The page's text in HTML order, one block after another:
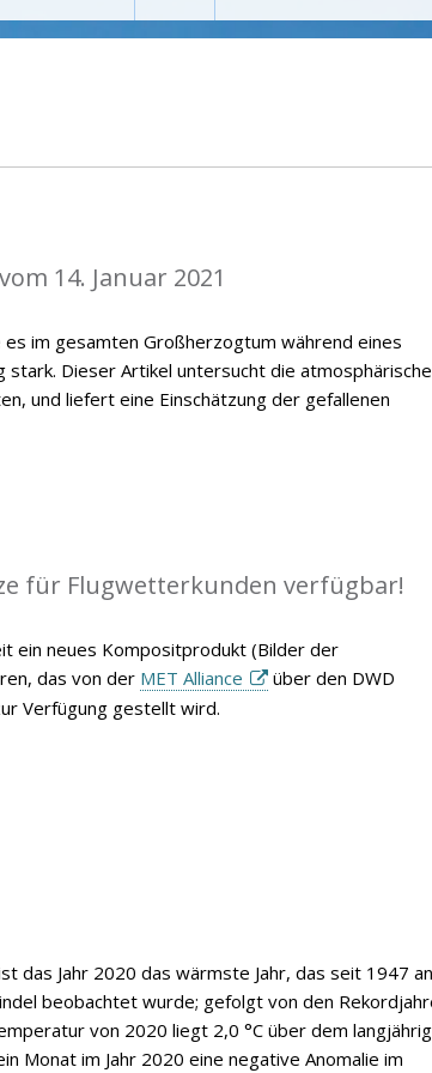
14. Januar 2021
im gesamten Großherzogtum während eines
Dieser Artikel untersucht die
und liefert eine Einschätzung der gefallenen
für Flugwetterkunden verfügbar!
ein neues Kompositprodukt (Bilder der
das von der MET Alliance
über den DWD
Verfügung gestellt wird.
das Jahr 2020 das wärmste Jahr, das seit 1947 an
beobachtet wurde; gefolgt von den
von 2020 liegt 2,0 °C über dem
Monat im Jahr 2020 eine negative Anomalie im